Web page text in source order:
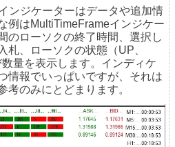
ンジケーターはデータや追加情
例はMultiTimeFrameインジケー
のローソクの終了時間、選択し
札、ローソクの状態（UP、
量を表示します。インディケ
情報でいっぱいですが、それは
考のみにとどまります。